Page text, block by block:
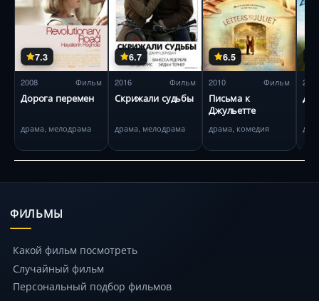
7.3
2008 Фильм
Дорога перемен
драма, мелодрама
6.7
2016 Фильм
Скрижали судьбы
драма, мелодрама
6.5
2010 Фильм
Письма к
Джульетте
драма, комедия
2014
ФИЛЬМЫ
Какой фильм посмотреть
Случайный фильм
Персональный подбор фильмов